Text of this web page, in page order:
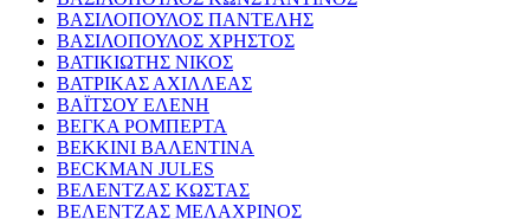
ΒΑΣΙΛΟΠΟΥΛΟΣ ΠΑΝΤΕΛΗΣ
ΒΑΣΙΛΟΠΟΥΛΟΣ ΧΡΗΣΤΟΣ
ΒΑΤΙΚΙΩΤΗΣ ΝΙΚΟΣ
ΒΑΤΡΙΚΑΣ ΑΧΙΛΛΕΑΣ
ΒΑΪΤΣΟΥ ΕΛΕΝΗ
ΒΕΓΚΑ ΡΟΜΠΕΡΤΑ
ΒΕΚΚΙΝΙ ΒΑΛΕΝΤΙΝΑ
BECKMAN JULES
ΒΕΛΕΝΤΖΑΣ ΚΩΣΤΑΣ
ΒΕΛΕΝΤΖΑΣ ΜΕΛΑΧΡΙΝΟΣ